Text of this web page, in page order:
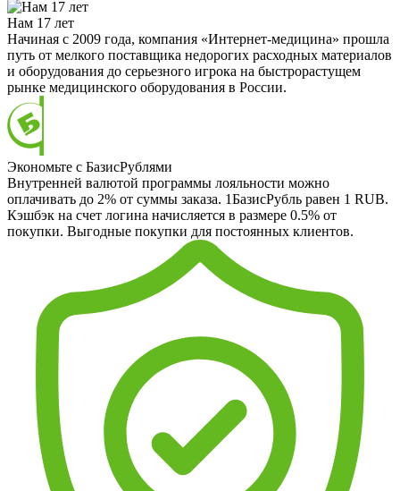
Нам 17 лет
Начиная с 2009 года, компания «Интернет-медицина» прошла
путь от мелкого поставщика недорогих расходных материалов
и оборудования до серьезного игрока на быстрорастущем
рынке медицинского оборудования в России.
Экономьте с БазисРублями
Внутренней валютой программы лояльности можно
оплачивать до 2% от суммы заказа. 1БазисРубль равен 1 RUB.
Кэшбэк на счет логина начисляется в размере 0.5% от
покупки. Выгодные покупки для постоянных клиентов.